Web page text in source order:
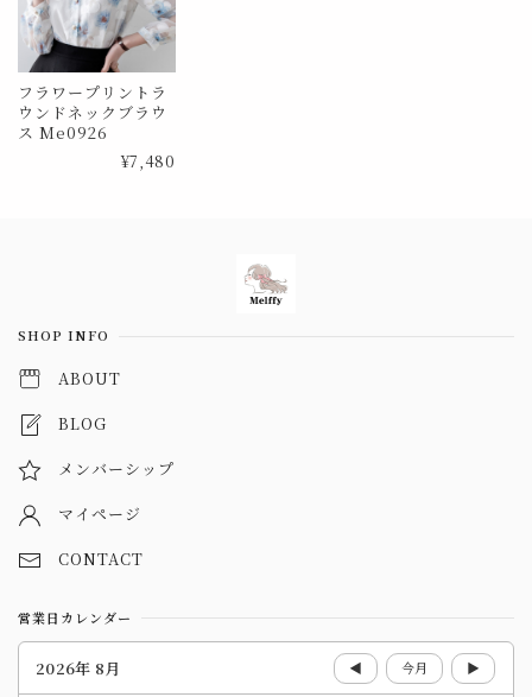
フラワープリントラ
ウンドネックブラウ
ス Me0926
¥7,480
SHOP INFO
ABOUT
BLOG
メンバーシップ
マイページ
CONTACT
営業日カレンダー
2026年 8月 ◀ 今月 ▶